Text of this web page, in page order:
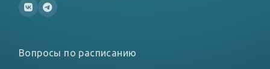
Вопросы по расписанию